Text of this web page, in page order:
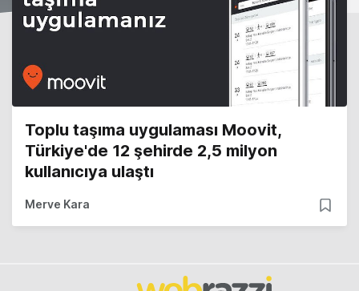
Toplu taşıma uygulaması Moovit,
Türkiye'de 12 şehirde 2,5 milyon
kullanıcıya ulaştı
Merve Kara